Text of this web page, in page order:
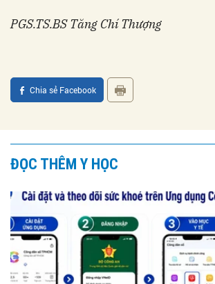
PGS.TS.BS Tăng Chí Thượng
Chia sẻ Facebook
ĐỌC THÊM Y HỌC